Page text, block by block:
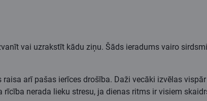
vai uzrakstīt kādu ziņu. Šāds ieradums vairo
arī pašas ierīces drošība. Daži vecāki izvēlas
nerada lieku stresu, ja dienas ritms ir visiem